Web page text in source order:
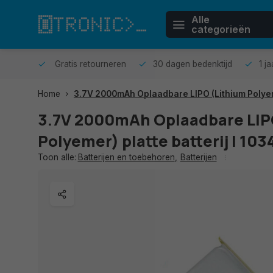
Alle
categorieën
Gratis retourneren 30 dagen bedenktijd 1
Home 3.7V 2000mAh Oplaadbare LIPO (Lithium
3.7V 2000mAh Oplaadbare
Polyemer) platte batterij |
Toon alle: Batterijen en toebehoren Batterijen